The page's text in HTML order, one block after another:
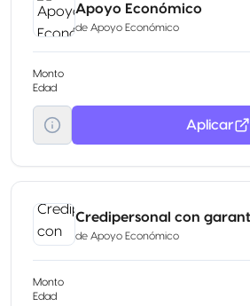
Apoyo Económico
de Apoyo Económico
Monto
Edad
Aplicar
Credipersonal con
de Apoyo Económico
Monto
Edad